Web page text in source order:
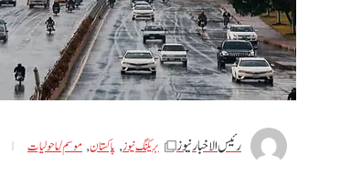
رئیس الاخبار نیوز بریکنگ نیوز, پاکستان, موسم / ما حولیات